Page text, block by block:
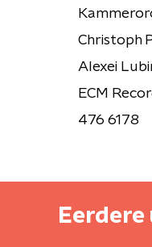
Christoph
Alexei
ECM
476 6178